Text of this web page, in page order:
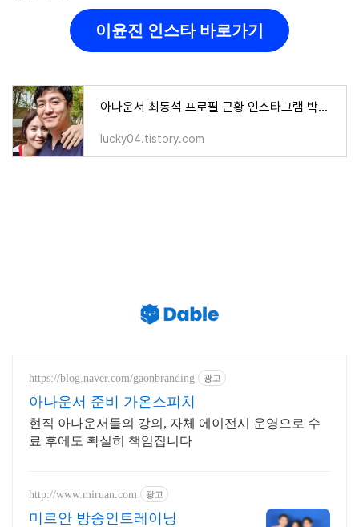
이윤진 인스타 바로가기
아나운서 최동석 프로필 근황 인스타그램 박지윤 별거 이혼 남편 논란 자녀
lucky04.tistory.com
https://blog.naver.com/gaonbranding 광고
아나운서 준비 가온스피치
현직 아나운서들의 강의, 자체 에이전시 운영으로 수
료 후에도 확실히 책임집니다
http://www.miruan.com 광고
미르안 방송인트레이닝